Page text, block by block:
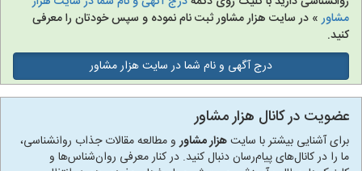
مشاور» در سایت هزار مشاور ثبت نام نموده و سپس خودتان را معرفی
کنید.
درج آگهی و نام شما در سایت هزار مشاور
عضویت در کانال هزار مشاور
برای آشنایی بیشتر با سایتهزار مشاورو مطالعه مقالات جذاب روانشناسی،
ما را در کانال‌های پیام‌رسان دنبال کنید. در کنار معرفی روان‌شناس‌ها و